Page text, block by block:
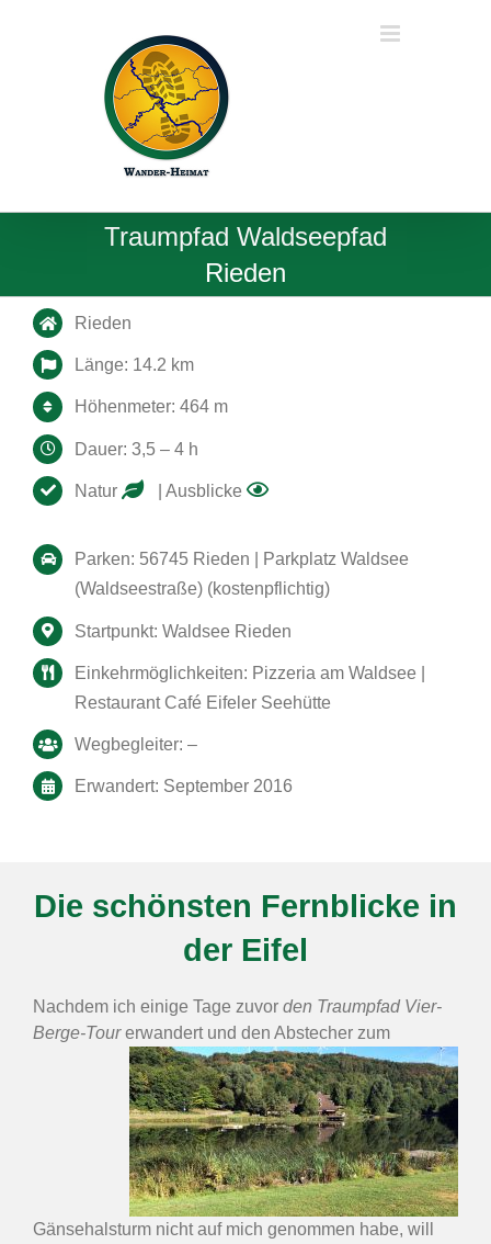
Traumpfad Waldseepfad
Rieden
Rieden
Länge: 14.2 km
Höhenmeter: 464 m
Dauer: 3,5 – 4 h
Natur | Ausblicke
Parken: 56745 Rieden | Parkplatz Waldsee
(Waldseestraße) (kostenpflichtig)
Startpunkt: Waldsee Rieden
Einkehrmöglichkeiten: Pizzeria am Waldsee |
Restaurant Café Eifeler Seehütte
Wegbegleiter: –
Erwandert: September 2016
Die schönsten Fernblicke in
der Eifel
Nachdem ich einige Tage zuvor den Traumpfad Vier-
Berge-Tourerwandert und den Abstecher zum
Gänsehalsturm nicht auf mich genommen habe, will